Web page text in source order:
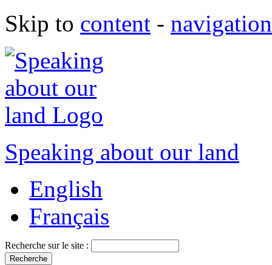
Skip to content - navigation
Speaking about our land
English
Français
Recherche sur le site :